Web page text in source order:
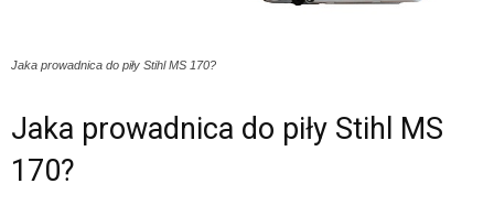
Jaka prowadnica do piły Stihl MS 170?
Jaka prowadnica do piły Stihl MS
170?